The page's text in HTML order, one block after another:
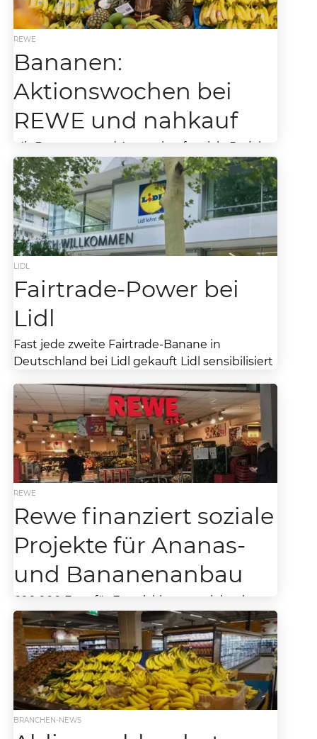
REWE
Bananen:
Aktionswochen bei
REWE und nahkauf
Mit Bananen- und Ananaskauf soziale Projekte
in Anbauländern unterstützen
Aktionswochen bei REWE und nahkauf lassen
Kunden über Spendenhöhe entscheiden
Schmackhaft, gesund und...
LIDL
Fairtrade-Power bei
Lidl
Fast jede zweite Fairtrade-Banane in
Deutschland bei Lidl gekauft Lidl sensibilisiert
fairem Handel 46 Prozent...
REWE
Rewe finanziert soziale
Projekte für Ananas-
und Bananenanbau
600.000 Euro für Entwicklungsprojekte in
Mittelamerika REWE-Spende finanziert
ökologische und soziale Projekte im Ananas-
und Bananenanbau REWE setzt sich seit
Jahren mit...
BRANCHEN-NEWS